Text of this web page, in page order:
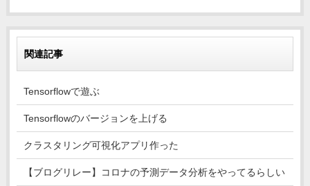
関連記事
Tensorflowで遊ぶ
Tensorflowのバージョンを上げる
クラスタリング可視化アプリ作った
【ブログリレー】コロナの予測データ分析をやってるらしい